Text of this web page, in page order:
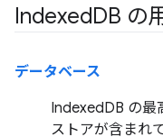
IndexedDB の
データベース
IndexedDB の最
ストアが含まれ